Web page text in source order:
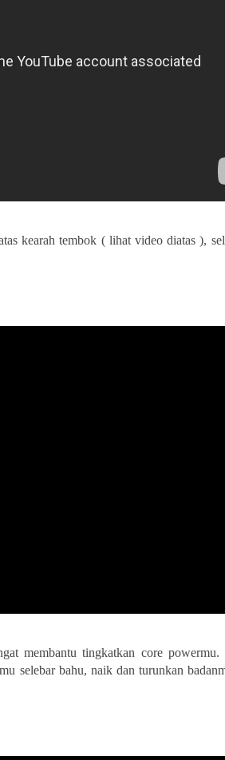
kearah tembok ( lihat video diatas ),
membantu tingkatkan core powermu.
selebar bahu, naik dan turunkan